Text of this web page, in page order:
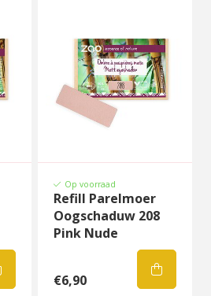
Op voorraad
Refill Parelmoer
Oogschaduw 208
Pink Nude
€6,90